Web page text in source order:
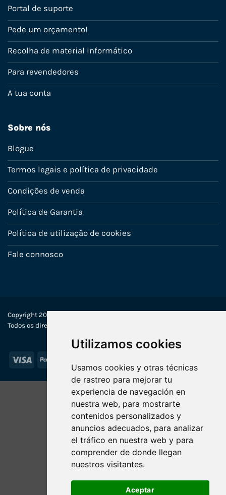
Utilizamos cookies
Usamos cookies y otras técnicas
de rastreo para mejorar tu
experiencia de navegación en
nuestra web, para mostrarte
contenidos personalizados y
anuncios adecuados, para analizar
el tráfico en nuestra web y para
comprender de donde llegan
nuestros visitantes.
Aceptar
Portal de suporte
Pede um orçamento!
Recolha de material informático
Para revendedores
A tua conta
Sobre nós
Blogue
Termos legais e política de privacidade
Condições de venda
Política de Garantia
Política de utilização de cookies
Fale connosco
Copyright 2022-2025 © Ecosistemas Informáticos España SL –
Todos os direitos reservados
Visa